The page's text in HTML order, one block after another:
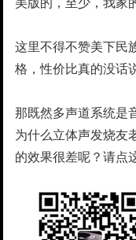
美版的，至少，我家
这里不得不赞美下民
格，性价比真的没话
那既然多声道系统是
为什么立体声发烧友
的效果很差呢？请点